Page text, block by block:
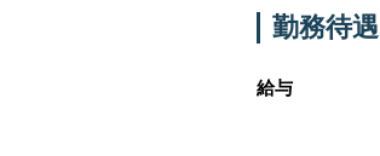
勤務待遇
給与